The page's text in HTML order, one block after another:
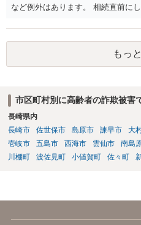
など例外はあります。 相続直前に
わかりません、分かりやすく解説
婚姻が成立するには二つの要素が
出ですが、もう一つは双方の婚姻
相互に助け合いながら生活してい
して生活していくというよりは、
めに配偶者という立場を得ること
て、形式的に届出がなされたとして
ないので、婚姻意思はありません。
より、無効となります。
もっ
市区町村別に高齢者の詐欺被害
長崎県内
長崎市
佐世保市 島原市 諫早市 大
壱岐市
五島市 西海市 雲仙市 南島
川棚町
波佐見町 小値賀町 佐々町